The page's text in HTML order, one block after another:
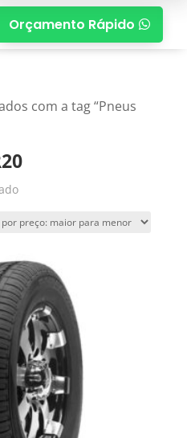
Orçamento Rápido 
com a tag “Pneus